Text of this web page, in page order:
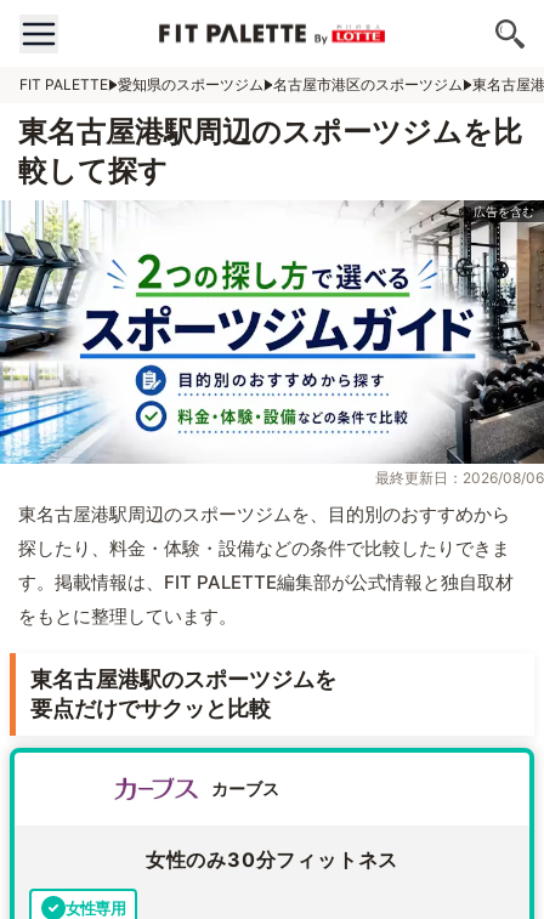
FIT PALETTE 愛知県のスポーツジム 名古屋市港区のスポーツジム 東名古屋
東名古屋港駅周辺のスポーツジムを比
較して探す
最終更新日：2026/08/06
東名古屋港駅周辺のスポーツジムを、目的別のおすすめから
探したり、料金・体験・設備などの条件で比較したりできま
す。掲載情報は、FIT PALETTE編集部が公式情報と独自取材
をもとに整理しています。
東名古屋港駅のスポーツジムを
要点だけでサクッと比較
カーブス
女性のみ30分フィットネス
女性専用